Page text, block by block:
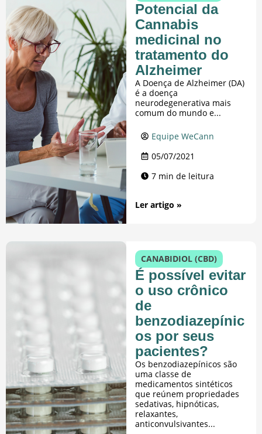
Potencial da
Cannabis
medicinal no
tratamento do
Alzheimer
A Doença de Alzheimer (DA)
é a doença
neurodegenerativa mais
comum do mundo e...
Equipe WeCann
05/07/2021
7 min de leitura
Ler artigo »
CANABIDIOL (CBD)
É possível evitar
o uso crônico
de
benzodiazepínic
os por seus
pacientes?
Os benzodiazepínicos são
uma classe de
medicamentos sintéticos
que reúnem propriedades
sedativas, hipnóticas,
relaxantes,
anticonvulsivantes...